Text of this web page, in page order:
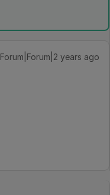
Forum|Forum|2 years ago